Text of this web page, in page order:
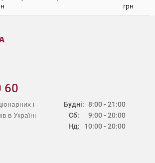
грн
60
Будні:
Сб:
Нд:
8:00 - 21:00
9:00 - 20:00
10:00 - 20:00
і
в Україні